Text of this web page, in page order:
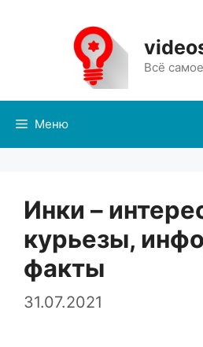
содержимому
Всё
Меню
Инки –
курьезы,
факты
31.07.2021